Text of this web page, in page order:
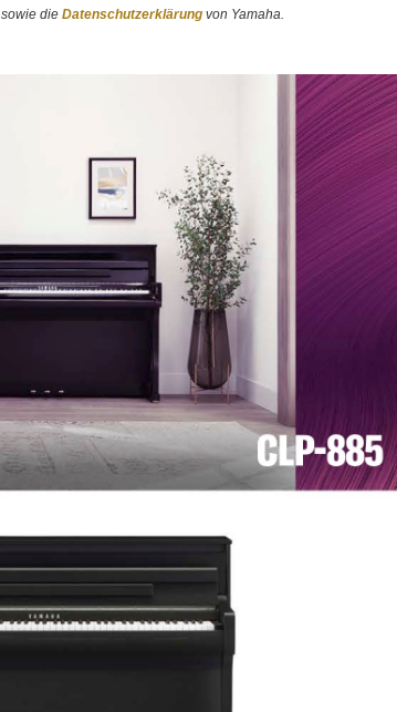
sowie die Datenschutzerklärung von Yamaha.